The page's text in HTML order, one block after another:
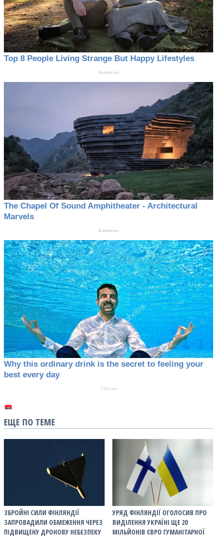
ЕЩЕ ПО ТЕМЕ
ЗБРОЙНІ СИЛИ ФІНЛЯНДІЇ
ЗАПРОВАДИЛИ ОБМЕЖЕННЯ ЧЕРЕЗ
ПІДВИЩЕНУ ДРОНОВУ НЕБЕЗПЕКУ
УРЯД ФІНЛЯНДІЇ ОГОЛОСИВ ПРО
ВИДІЛЕННЯ УКРАЇНІ ЩЕ 20
МІЛЬЙОНІВ ЄВРО ГУМАНІТАРНОЇ